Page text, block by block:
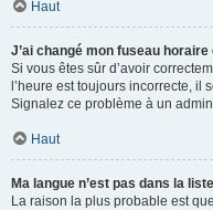
Haut
J’ai changé mon fuseau
Si vous êtes sûr d’avoir
l’heure est toujours incorrecte, il
Signalez ce problème à un
Haut
Ma langue n’est pas dans la
La raison la plus probable est